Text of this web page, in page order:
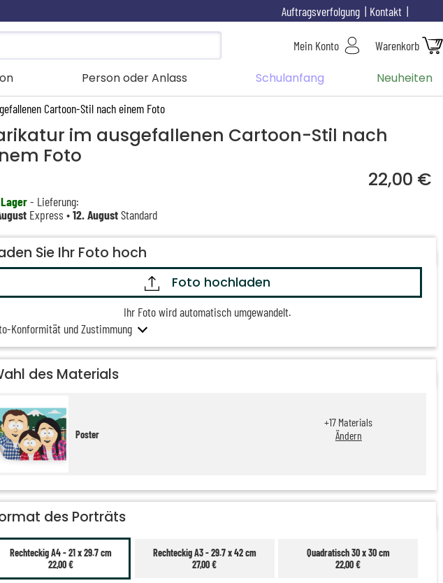
Kontakt
Auftragsverfolgung
Mein Konto Warenkorb
Person oder Anlass Schulanfang Neuheiten
Cartoon-Stil nach einem Foto
im ausgefallenen Cartoon-Stil nach
Foto
22,00 €
- Lieferung:
Express •12. AugustStandard
Sie Ihr Foto hoch
Foto hochladen
Ihr Foto wird automatisch umgewandelt.
Konformität und Zustimmung
des Materials
Poster
+17 Materials
Ändern
des Porträts
Rechteckig A4 - 21 x 29.7 cm
22,00 €
Rechteckig A3 - 29.7 x 42 cm
27,00 €
Quadratisch 30 x 30 cm
22,00 €